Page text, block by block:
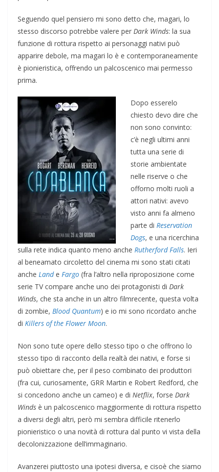
Seguendo quel pensiero mi sono detto che, magari, lo
stesso discorso potrebbe valere per Dark Winds: la sua
funzione di rottura rispetto ai personaggi nativi può
apparire debole, ma magari lo è e contemporaneamente
è pionieristica, offrendo un palcoscenico mai permesso
prima.
Dopo esserelo
chiesto devo dire che
non sono convinto:
c’è negli ultimi anni
tutta una serie di
storie ambientate
nelle riserve o che
offorno molti ruoli a
attori nativi: avevo
visto anni fa almeno
parte di Reservation
Dogs, e una ricerchina
sulla rete indica quanto meno anche Rutherford Falls. Ieri
al beneamato circoletto del cinema mi sono stati citati
anche Lande Fargo (fra l’altro nella riproposizione come
serie TV compare anche uno dei protagonisti di Dark
Winds, che sta anche in un altro filmrecente, questa volta
di zombie, Blood Quantum) e io mi sono ricordato anche
di Killers of the Flower Moon.
Non sono tute opere dello stesso tipo o che offrono lo
stesso tipo di racconto della realtà dei nativi, e forse si
può obiettare che, per il peso combinato dei produttori
(fra cui, curiosamente, GRR Martin e Robert Redford, che
si concedono anche un cameo) e di Netflix, forse Dark
Winds è un palcoscenico maggiormente di rottura rispetto
a diversi degli altri, però mi sembra difficile ritenerlo
pionieristico o una novità di rottura dal punto vi vista della
decolonizzazione dell’immaginario.
Avanzerei piuttosto una ipotesi diversa, e cisoè che siamo